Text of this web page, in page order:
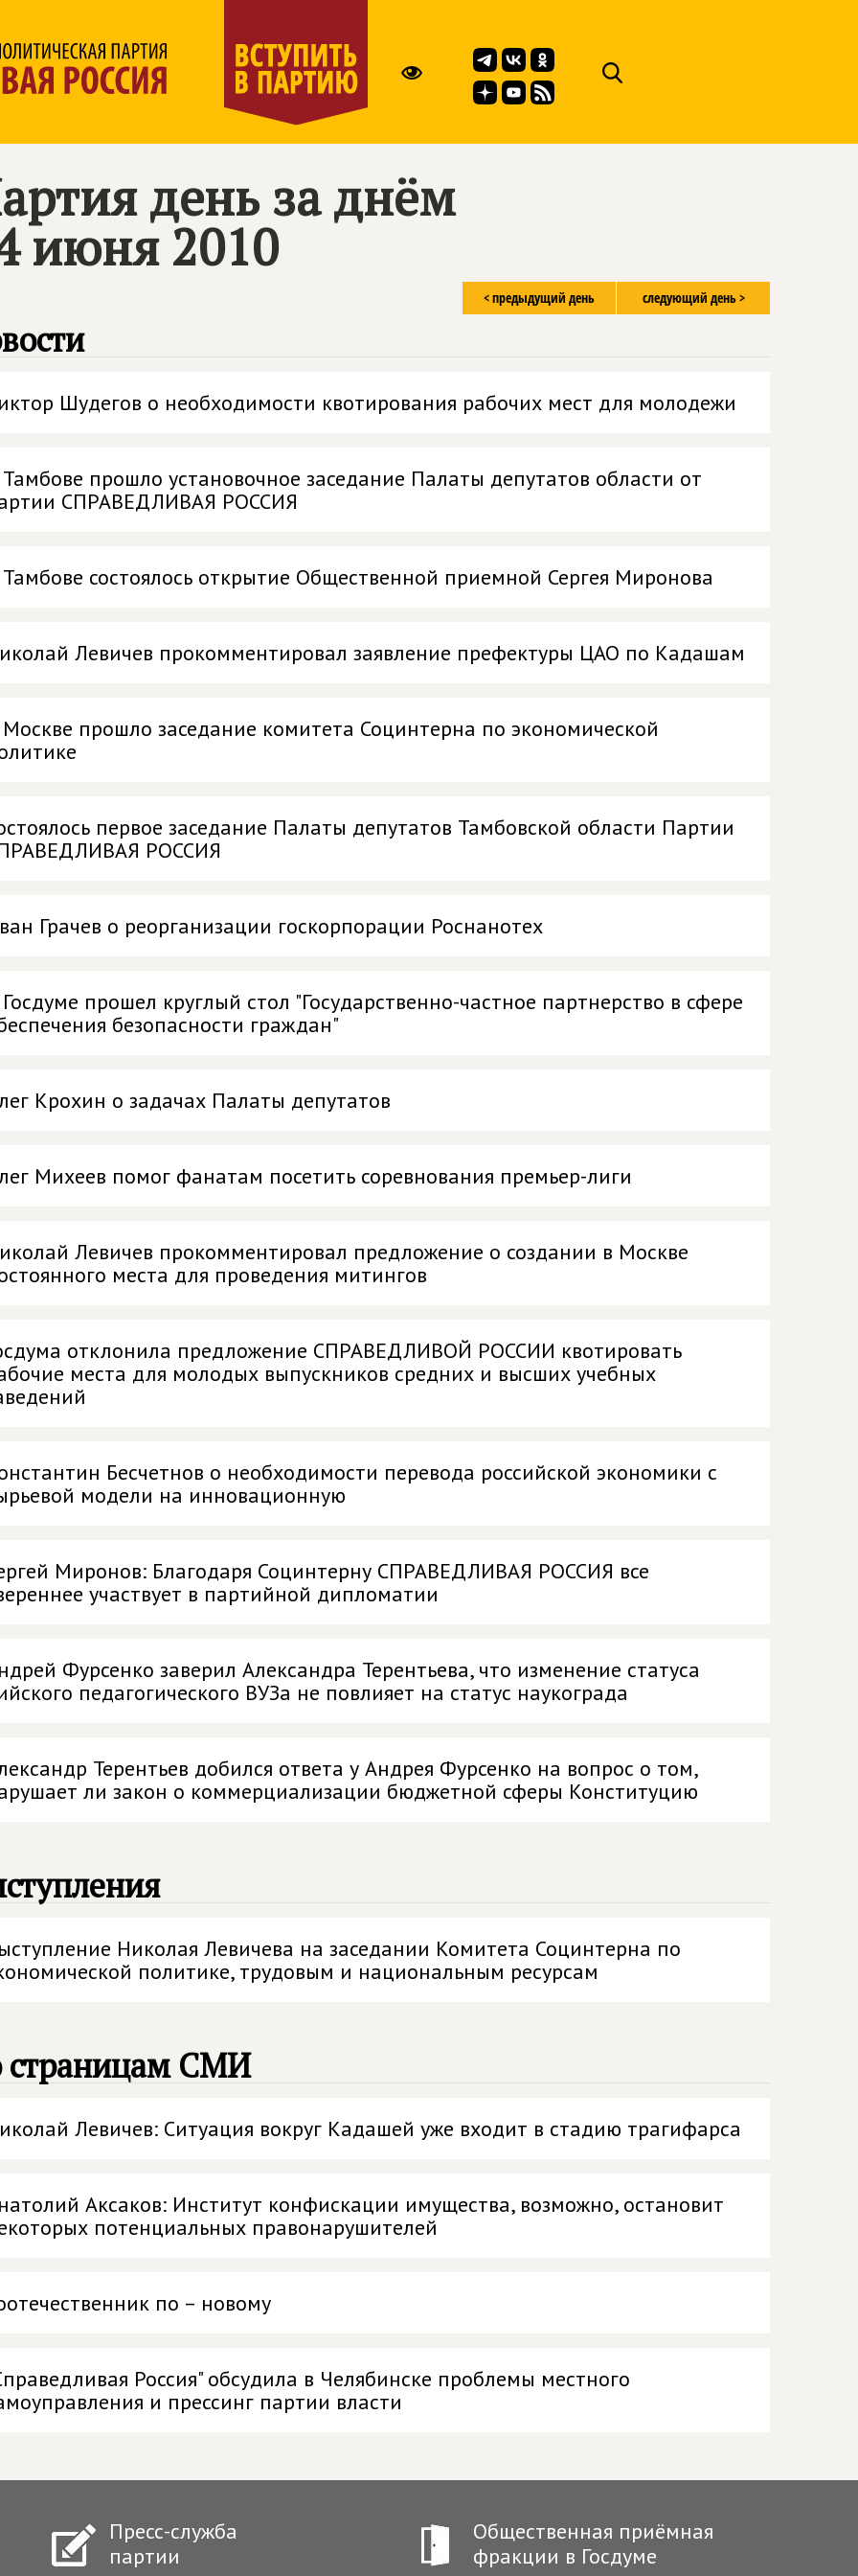
день за днём
июня 2010
следующий день >
< предыдущий день
Шудегов о необходимости квотирования рабочих мест для молодежи
прошло установочное заседание Палаты депутатов области от
СПРАВЕДЛИВАЯ РОССИЯ
состоялось открытие Общественной приемной Сергея Миронова
Левичев прокомментировал заявление префектуры ЦАО по Кадашам
прошло заседание комитета Социнтерна по экономической
первое заседание Палаты депутатов Тамбовской области Партии
РОССИЯ
Грачев о реорганизации госкорпорации Роснанотех
прошел круглый стол "Государственно-частное партнерство в сфере
безопасности граждан"
Крохин о задачах Палаты депутатов
Михеев помог фанатам посетить соревнования премьер-лиги
Левичев прокомментировал предложение о создании в Москве
места для проведения митингов
отклонила предложение СПРАВЕДЛИВОЙ РОССИИ квотировать
места для молодых выпускников средних и высших учебных
Бесчетнов о необходимости перевода российской экономики с
модели на инновационную
Миронов: Благодаря Социнтерну СПРАВЕДЛИВАЯ РОССИЯ все
участвует в партийной дипломатии
Фурсенко заверил Александра Терентьева, что изменение статуса
педагогического ВУЗа не повлияет на статус наукограда
Терентьев добился ответа у Андрея Фурсенко на вопрос о том,
ли закон о коммерциализации бюджетной сферы Конституцию
Николая Левичева на заседании Комитета Социнтерна по
политике, трудовым и национальным ресурсам
страницам СМИ
Левичев: Ситуация вокруг Кадашей уже входит в стадию трагифарса
Аксаков: Институт конфискации имущества, возможно, остановит
потенциальных правонарушителей
по – новому
Россия" обсудила в Челябинске проблемы местного
и прессинг партии власти
Пресс-служба
партии
Общественная приёмная
фракции в Госдуме